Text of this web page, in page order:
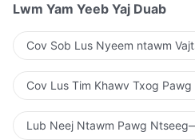
Lwm Yam Yeeb Yaj Duab
Cov Sob Lus Nyeem ntawm
Cov Lus Tim Khawv Txog
Lub Neej Ntawm Pawg